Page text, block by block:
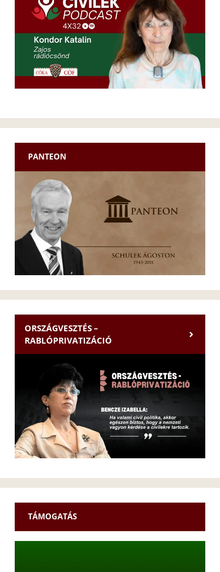
PANTEON
ORSZÁGVESZTÉS –
RABLÓPRIVATIZÁCIÓ
TÁMOGATÁS